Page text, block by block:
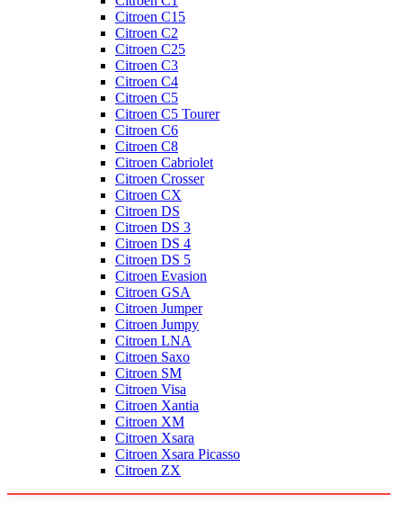
Citroen C15
Citroen C2
Citroen C25
Citroen C3
Citroen C4
Citroen C5
Citroen C5 Tourer
Citroen C6
Citroen C8
Citroen Cabriolet
Citroen Crosser
Citroen CX
Citroen DS
Citroen DS 3
Citroen DS 4
Citroen DS 5
Citroen Evasion
Citroen GSA
Citroen Jumper
Citroen Jumpy
Citroen LNA
Citroen Saxo
Citroen SM
Citroen Visa
Citroen Xantia
Citroen XM
Citroen Xsara
Citroen Xsara Picasso
Citroen ZX